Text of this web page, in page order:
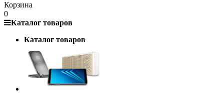
Корзина
0
Каталог товаров
Каталог товаров